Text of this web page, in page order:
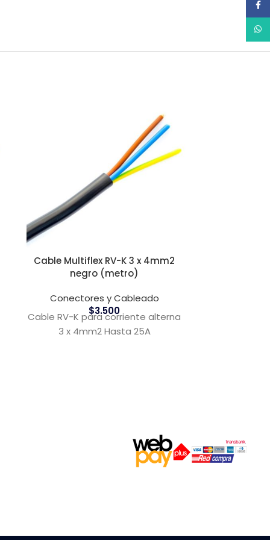
Cable Multiflex RV-K 3 x 4mm2
negro (metro)
Conectores y Cableado
$3.500
Cable RV-K para corriente alterna
3 x 4mm2 Hasta 25A